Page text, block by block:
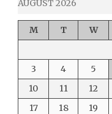
AUGUST 2026
M T W
3
4 5
10
11 12
17
18 19